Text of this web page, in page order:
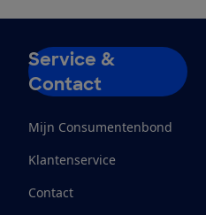
Service &
Contact
Mijn Consumentenbond
Klantenservice
Contact